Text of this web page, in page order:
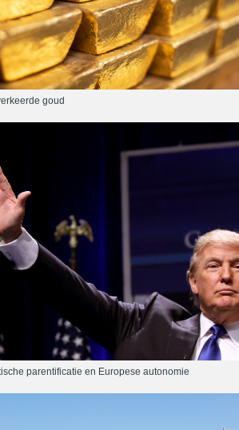
goud
parentificatie en Europese autonomie